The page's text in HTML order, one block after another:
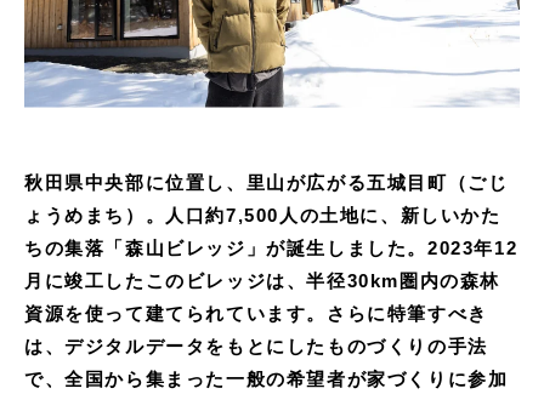
秋田県中央部に位置し、里山が広がる五城目町（ごじ
ょうめまち）。人口約7,500人の土地に、新しいかた
ちの集落「森山ビレッジ」が誕生しました。2023年12
月に竣工したこのビレッジは、半径30km圏内の森林
資源を使って建てられています。さらに特筆すべき
は、デジタルデータをもとにしたものづくりの手法
で、全国から集まった一般の希望者が家づくりに参加